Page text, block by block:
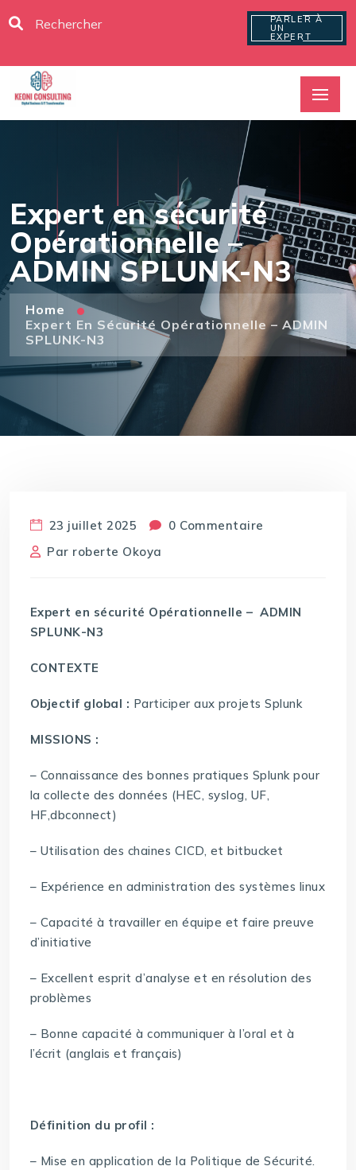
PARLER À
UN
EXPERT
Expert en sécurité
Opérationnelle –
ADMIN SPLUNK-N3
Home
Expert En Sécurité Opérationnelle – ADMIN
SPLUNK-N3
23 juillet 2025
0 Commentaire
Par roberte Okoya
Expert en sécurité Opérationnelle – ADMIN
SPLUNK-N3
CONTEXTE
Objectif global : Participer aux projets Splunk
MISSIONS :
– Connaissance des bonnes pratiques Splunk pour
la collecte des données (HEC, syslog, UF,
HF,dbconnect)
– Utilisation des chaines CICD, et bitbucket
– Expérience en administration des systèmes linux
– Capacité à travailler en équipe et faire preuve
d’initiative
– Excellent esprit d’analyse et en résolution des
problèmes
– Bonne capacité à communiquer à l’oral et à
l’écrit (anglais et français)
Définition du profil :
– Mise en application de la Politique de Sécurité.